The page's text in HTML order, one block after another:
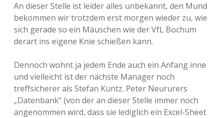
An dieser Stelle ist leider alles unbekannt, den Mund
bekommen wir trotzdem erst morgen wieder zu, wie
sich gerade so ein Mäuschen wie der VfL Bochum
derart ins eigene Knie schießen kann.
Dennoch wohnt ja jedem Ende auch ein Anfang inne
und vielleicht ist der nächste Manager noch
treffsicherer als Stefan Kuntz. Peter Neururers
„Datenbank“ (von der an dieser Stelle immer noch
angenommen wird, dass sie lediglich ein Excel-Sheet